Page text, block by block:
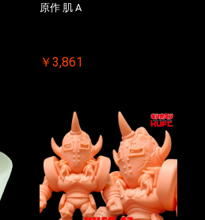
原作 肌 A
￥3,861